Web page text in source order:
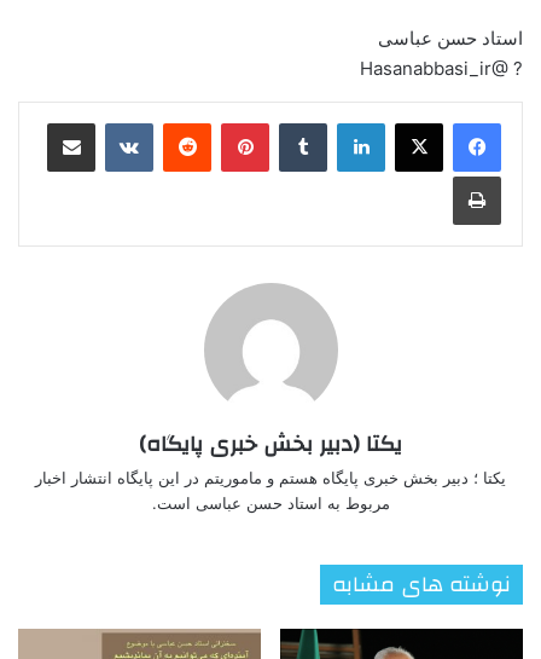
استاد حسن عباسی
? @Hasanabbasi_ir
لینکدین ‫تامبلر ‫پین‌ترست‫رددیت ‫VKontakteاشتراک گذاری از طریق ایمیل
چاپ
یکتا (دبیر بخش خبری پایگاه)
یکتا ؛ دبیر بخش خبری پایگاه هستم و ماموریتم در این پایگاه انتشار اخبار
مربوط به استاد حسن عباسی است.
نوشته های مشابه